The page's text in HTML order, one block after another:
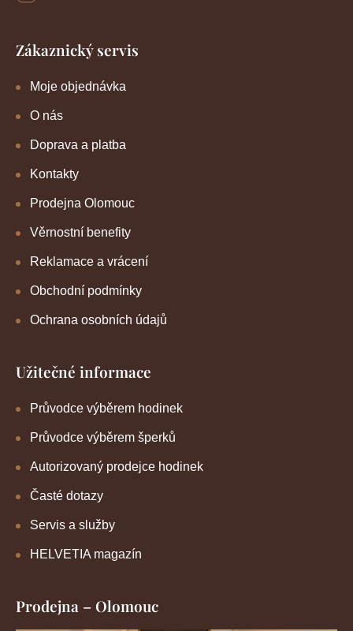
Zákaznický servis
Moje objednávka
O nás
Doprava a platba
Kontakty
Prodejna Olomouc
Věrnostní benefity
Reklamace a vrácení
Obchodní podmínky
Ochrana osobních údajů
Užitečné informace
Průvodce výběrem hodinek
Průvodce výběrem šperků
Autorizovaný prodejce hodinek
Časté dotazy
Servis a služby
HELVETIA magazín
Prodejna – Olomouc